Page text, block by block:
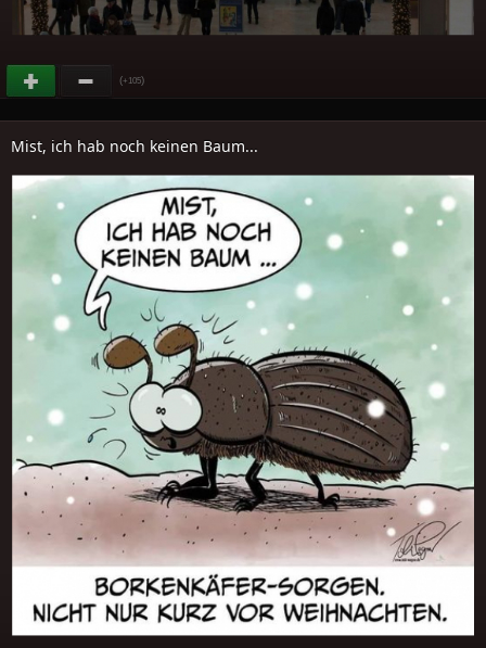
(+105)
Mist, ich hab noch keinen Baum...